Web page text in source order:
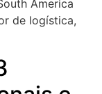
America
de logística,